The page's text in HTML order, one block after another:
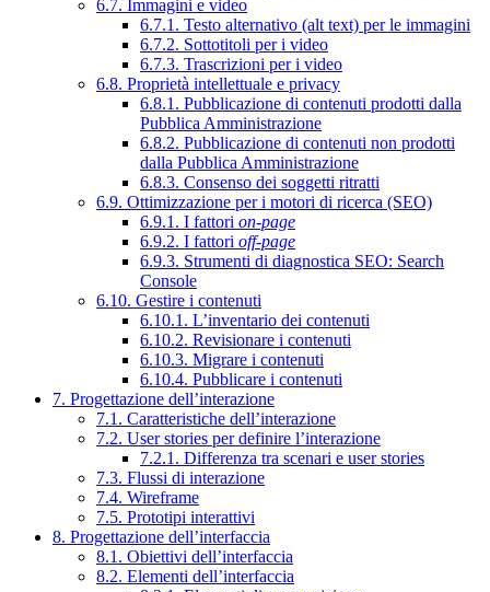
6.7. Immagini e video
6.7.1. Testo alternativo (alt text) per le immagini
6.7.2. Sottotitoli per i video
6.7.3. Trascrizioni per i video
6.8. Proprietà intellettuale e privacy
6.8.1. Pubblicazione di contenuti prodotti dalla
Pubblica Amministrazione
6.8.2. Pubblicazione di contenuti non prodotti
dalla Pubblica Amministrazione
6.8.3. Consenso dei soggetti ritratti
6.9. Ottimizzazione per i motori di ricerca (SEO)
6.9.1. I fattori on-page
6.9.2. I fattori off-page
6.9.3. Strumenti di diagnostica SEO: Search
Console
6.10. Gestire i contenuti
6.10.1. L’inventario dei contenuti
6.10.2. Revisionare i contenuti
6.10.3. Migrare i contenuti
6.10.4. Pubblicare i contenuti
7. Progettazione dell’interazione
7.1. Caratteristiche dell’interazione
7.2. User stories per definire l’interazione
7.2.1. Differenza tra scenari e user stories
7.3. Flussi di interazione
7.4. Wireframe
7.5. Prototipi interattivi
8. Progettazione dell’interfaccia
8.1. Obiettivi dell’interfaccia
8.2. Elementi dell’interfaccia